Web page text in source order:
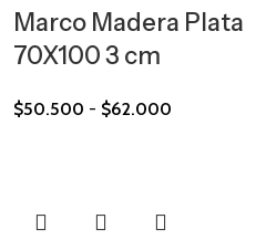
Marco Madera Plata
70X100 3 cm
$50.500 - $62.000